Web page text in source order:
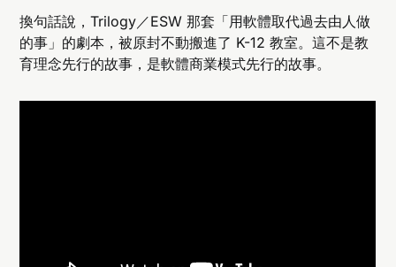
換句話說，Trilogy／ESW 那套「用軟體取代過去由人做
的事」的劇本，被原封不動搬進了 K-12 教室。這不是教
育理念先行的故事，是軟體商業模式先行的故事。